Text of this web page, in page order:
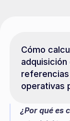
Cómo
operativas
¿Por qué es